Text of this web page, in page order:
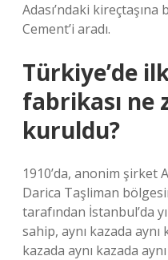
Adası’ndaki
Cement’i aradı.
Türkiye’de
fabrikası ne
kuruldu?
1910’da, anonim şirket
Darica Taşliman
tarafından İstanbul’da
sahip, aynı kazada aynı
kazada aynı kazada